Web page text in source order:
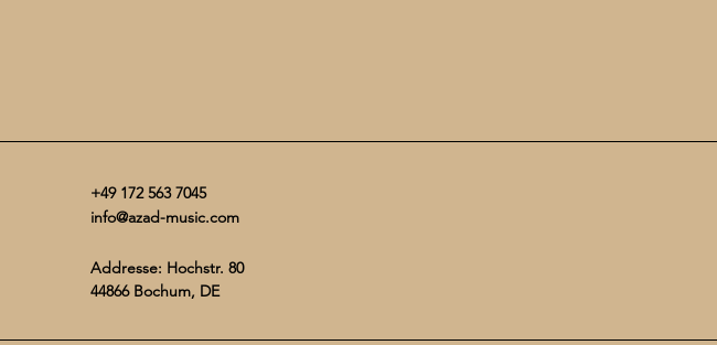
+49 172 563 7045
info@azad-music.com
Addresse: Hochstr. 80
44866 Bochum, DE